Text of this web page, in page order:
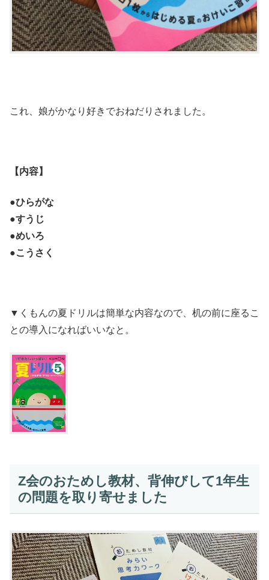
これ、娘がかなり好きでおねだりされました。
【内容】
●ひらがな
●すうじ
●めいろ
●こうさく
▼くもんの夏ドリルは簡単な内容なので、机の前に座るこ
との導入になればいいなと。
Z会のおためし教材、背伸びして1年生
の問題を取り寄せました